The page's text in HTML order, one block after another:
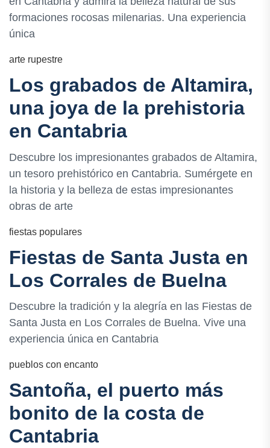
formaciones rocosas milenarias. Una experiencia
única
arte rupestre
Los grabados de Altamira,
una joya de la prehistoria
en Cantabria
Descubre los impresionantes grabados de Altamira,
un tesoro prehistórico en Cantabria. Sumérgete en
la historia y la belleza de estas impresionantes
obras de arte
fiestas populares
Fiestas de Santa Justa en
Los Corrales de Buelna
Descubre la tradición y la alegría en las Fiestas de
Santa Justa en Los Corrales de Buelna. Vive una
experiencia única en Cantabria
pueblos con encanto
Santoña, el puerto más
bonito de la costa de
Cantabria